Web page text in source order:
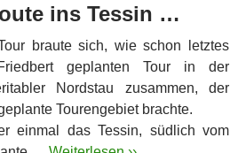
ins Tessin …
braute sich, wie schon letztes
geplanten Tour in der
Nordstau zusammen, der
Tourengebiet brachte.
einmal das Tessin, südlich vom